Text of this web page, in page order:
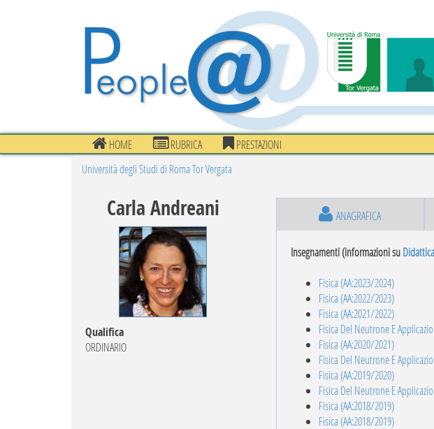
HOME RUBRICA PRESTAZIONI
Università degli Studi di Roma Tor Vergata
Carla Andreani
Qualifica
ORDINARIO
ANAGRAFICA
Insegnamenti (informazioni su
Fisica (AA:2023/2024)
Fisica (AA:2022/2023)
Fisica (AA:2021/2022)
Fisica Del Neutrone E
Fisica (AA:2020/2021)
Fisica Del Neutrone E
Fisica (AA:2019/2020)
Fisica Del Neutrone E
Fisica (AA:2018/2019)
Fisica (AA:2018/2019)